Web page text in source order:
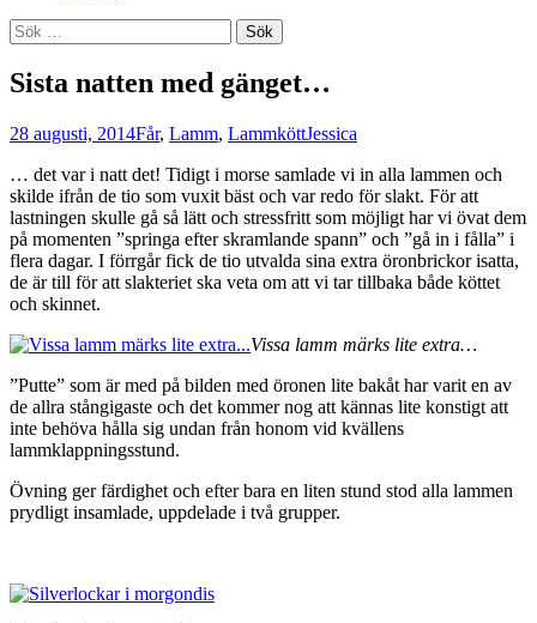
Sök
efter:
Sista natten med gänget…
28 augusti, 2014Får, Lamm, LammköttJessica
… det var i natt det! Tidigt i morse samlade vi in alla lammen och
skilde ifrån de tio som vuxit bäst och var redo för slakt. För att
lastningen skulle gå så lätt och stressfritt som möjligt har vi övat dem
på momenten ”springa efter skramlande spann” och ”gå in i fålla” i
flera dagar. I förrgår fick de tio utvalda sina extra öronbrickor isatta,
de är till för att slakteriet ska veta om att vi tar tillbaka både köttet
och skinnet.
Vissa lamm märks lite extra…
”Putte” som är med på bilden med öronen lite bakåt har varit en av
de allra stångigaste och det kommer nog att kännas lite konstigt att
inte behöva hålla sig undan från honom vid kvällens
lammklappningsstund.
Övning ger färdighet och efter bara en liten stund stod alla lammen
prydligt insamlade, uppdelade i två grupper.